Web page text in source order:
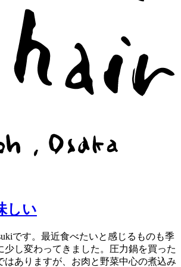
しい
です。最近食べたいと感じるものも季
少し変わってきました。圧力鍋を買った
はありますが、お肉と野菜中心の煮込み